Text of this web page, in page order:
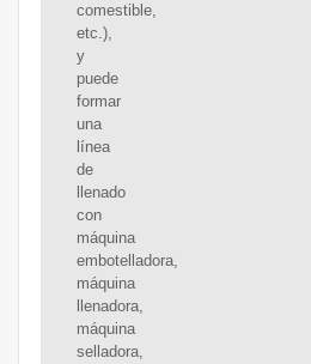
comestible,
etc.),
y
puede
formar
una
línea
de
llenado
con
máquina
embotelladora,
máquina
llenadora,
máquina
selladora,